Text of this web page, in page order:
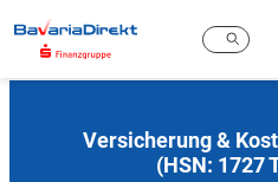
Hauptinhalt
Versicherung &
(HSN: 1727